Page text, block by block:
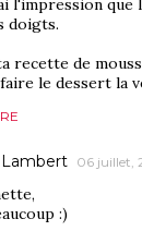
doigts.
recette de
le dessert la
06 juillet,
:)